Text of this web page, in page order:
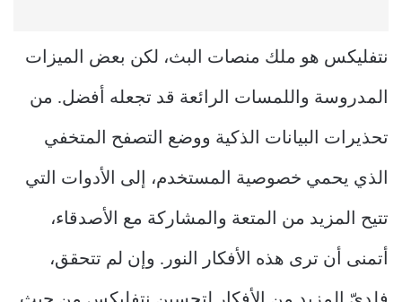
نتفليكس هو ملك منصات البث، لكن بعض الميزات
المدروسة واللمسات الرائعة قد تجعله أفضل. من
تحذيرات البيانات الذكية ووضع التصفح المتخفي
الذي يحمي خصوصية المستخدم، إلى الأدوات التي
تتيح المزيد من المتعة والمشاركة مع الأصدقاء،
أتمنى أن ترى هذه الأفكار النور. وإن لم تتحقق،